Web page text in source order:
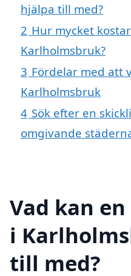
hjälpa till med?
2 Hur mycket
Karlholmsbruk?
3 Fördelar med att
Karlholmsbruk
4 Sök efter en
omgivande
Vad kan
i
till med?